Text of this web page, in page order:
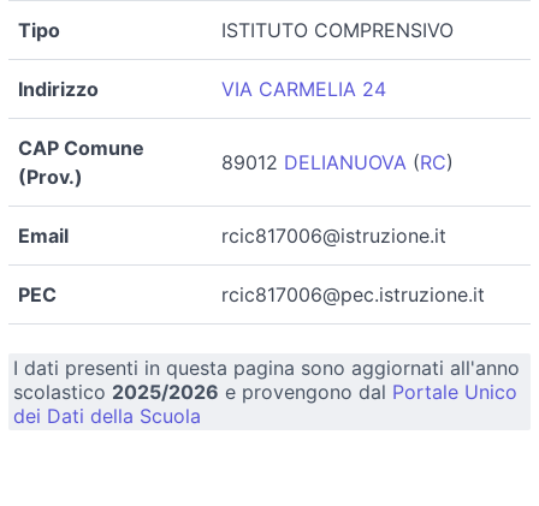
Tipo ISTITUTO COMPRENSIVO
Indirizzo VIA CARMELIA 24
CAP Comune
(Prov.)
89012 DELIANUOVA (RC)
Email rcic817006@istruzione.it
PEC rcic817006@pec.istruzione.it
I dati presenti in questa pagina sono aggiornati all'anno
scolastico 2025/2026 e provengono dal Portale Unico
dei Dati della Scuola